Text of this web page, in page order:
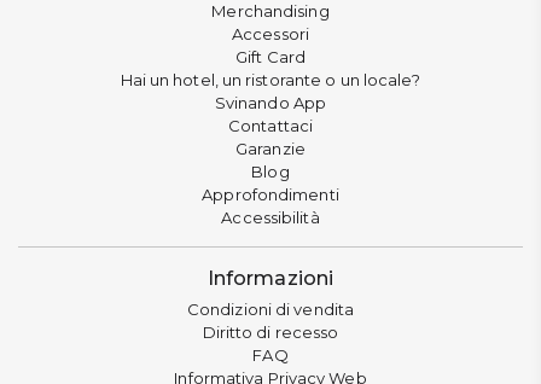
Merchandising
Accessori
Gift Card
Hai un hotel, un ristorante o un locale?
Svinando App
Contattaci
Garanzie
Blog
Approfondimenti
Accessibilità
Informazioni
Condizioni di vendita
Diritto di recesso
FAQ
Informativa Privacy Web